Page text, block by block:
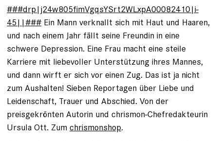
###drp|j24w805fimVgqsYSrt2WLxpA00082410|i-
45||### Ein Mann verknallt sich mit Haut und Haaren,
und nach einem Jahr fällt seine Freundin in eine
schwere Depression. Eine Frau macht eine steile
Karriere mit liebevoller Unterstützung ihres Mannes,
und dann wirft er sich vor einen Zug. Das ist ja nicht
zum Aushalten! Sieben Reportagen über Liebe und
Leidenschaft, Trauer und Abschied. Von der
preisgekrönten Autorin und chrismon-Chefredakteurin
Ursula Ott. Zum chrismonshop.